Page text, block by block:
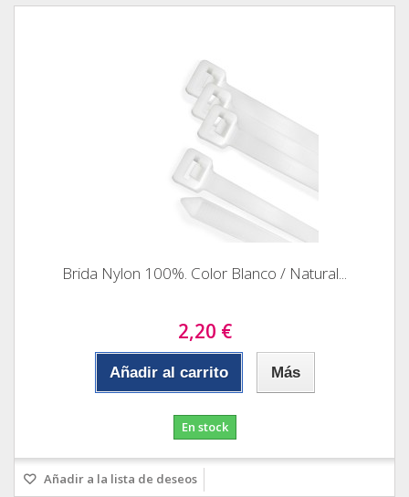
Brida Nylon 100%. Color Blanco / Natural...
2,20 €
Añadir al carrito Más
En stock
Añadir a la lista de deseos